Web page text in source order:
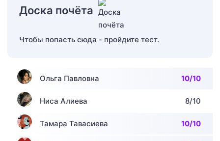
Доска почёта
Чтобы попасть сюда - пройдите тест.
Ольга Павловна 10/10
Ниса Алиева 8/10
Тамара Тавасиева 10/10